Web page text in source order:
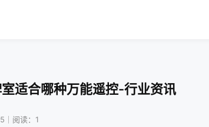
适合哪种万能遥控-行业资讯
｜阅读：1